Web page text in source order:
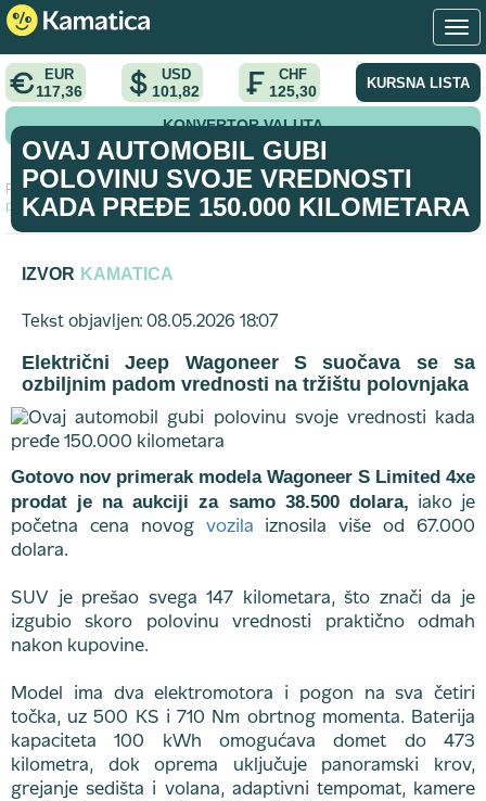
EUR
117,36
USD
101,82
CHF
125,30 KURSNA LISTA
KONVERTOR VALUTA
Početna > vest
Ovaj automobil gubi polovinu svoje vrednosti kada
pređe 150.000 kilometara
OVAJ AUTOMOBIL GUBI
POLOVINU SVOJE VREDNOSTI
KADA PREĐE 150.000 KILOMETARA
IZVOR KAMATICA
Tekst objavljen: 08.05.2026 18:07
Električni Jeep Wagoneer S suočava se sa
ozbiljnim padom vrednosti na tržištu polovnjaka
Gotovo nov primerak modela Wagoneer S Limited 4xe
prodat je na aukciji za samo 38.500 dolara, iako je
početna cena novog vozila iznosila više od 67.000
dolara.
SUV je prešao svega 147 kilometara, što znači da je
izgubio skoro polovinu vrednosti praktično odmah
nakon kupovine.
Model ima dva elektromotora i pogon na sva četiri
točka, uz 500 KS i 710 Nm obrtnog momenta. Baterija
kapaciteta 100 kWh omogućava domet do 473
kilometra, dok oprema uključuje panoramski krov,
grejanje sedišta i volana, adaptivni tempomat, kamere